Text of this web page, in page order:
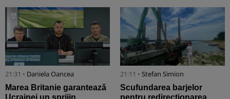
21:31 • Daniela Oancea
Marea Britanie garantează
21:11 • Stefan Simion
Scufundarea barjelor